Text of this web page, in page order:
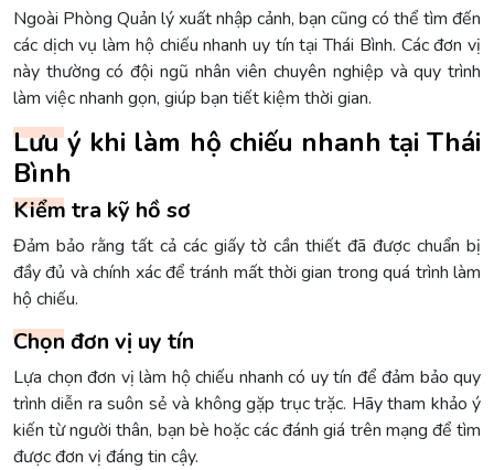
Ngoài Phòng Quản lý xuất nhập cảnh, bạn cũng có thể tìm đến
các dịch vụ làm hộ chiếu nhanh uy tín tại Thái Bình. Các đơn vị
này thường có đội ngũ nhân viên chuyên nghiệp và quy trình
làm việc nhanh gọn, giúp bạn tiết kiệm thời gian.
Lưu ý khi làm hộ chiếu nhanh tại Thái
Bình
Kiểm tra kỹ hồ sơ
Đảm bảo rằng tất cả các giấy tờ cần thiết đã được chuẩn bị
đầy đủ và chính xác để tránh mất thời gian trong quá trình làm
hộ chiếu.
Chọn đơn vị uy tín
Lựa chọn đơn vị làm hộ chiếu nhanh có uy tín để đảm bảo quy
trình diễn ra suôn sẻ và không gặp trục trặc. Hãy tham khảo ý
kiến từ người thân, bạn bè hoặc các đánh giá trên mạng để tìm
được đơn vị đáng tin cậy.